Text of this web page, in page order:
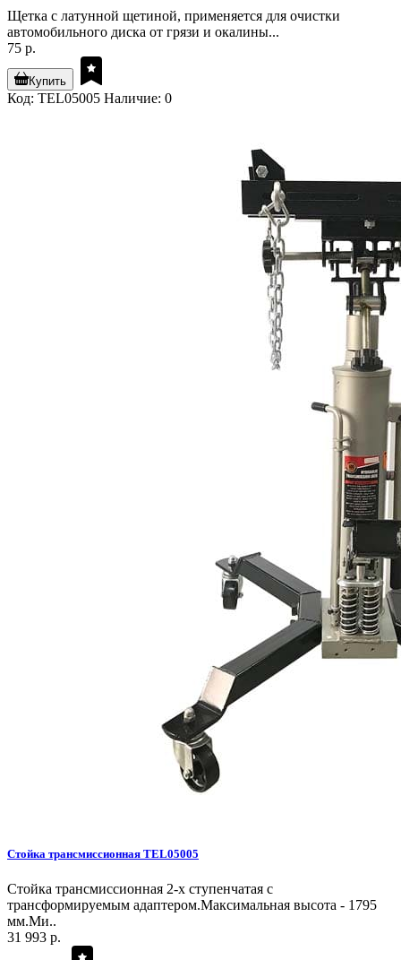
Щетка с латунной щетиной, применяется для очистки
автомобильного диска от грязи и окалины...
75 р.
Купить
Код: TEL05005 Наличие: 0
Стойка трансмиссионная TEL05005
Стойка трансмиссионная 2-х ступенчатая с
трансформируемым адаптером.Максимальная высота - 1795
мм.Ми..
31 993 р.